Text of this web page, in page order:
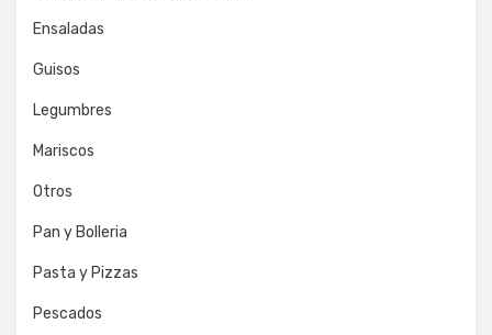
Ensaladas
Guisos
Legumbres
Mariscos
Otros
Pan y Bolleria
Pasta y Pizzas
Pescados